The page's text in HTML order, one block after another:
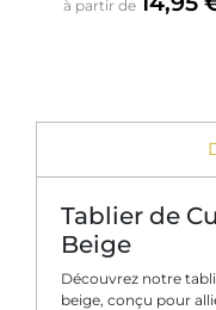
à partir de
Tablier de
Beige
Découvrez notre
beige, conçu pour